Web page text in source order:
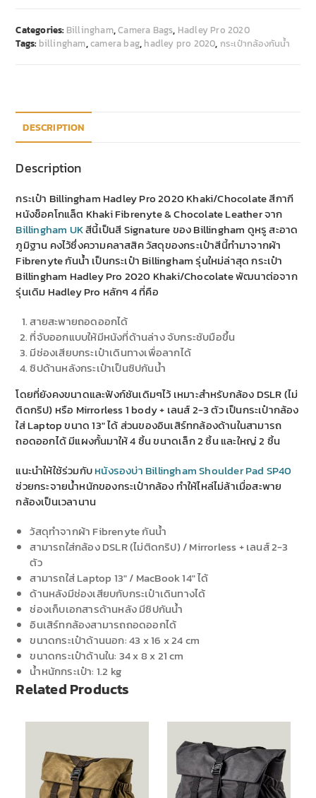
Categories: Billingham,Camera Bags, Hadley Pro 2020
Tags: billingham,camera bag, hadley pro 2020, กระเป๋ากล้องกันน้ำ
DESCRIPTION
Description
กระเป๋า Billingham Hadley Pro 2020 Khaki/Chocolate สีกากี
หนังช็อคโกแล็ต Khaki Fibrenyte & Chocolate Leather จาก
Billingham UKสีนี้เป็นสี Signature ของ Billingham ดูหรู สะอาด
ภูมิฐาน คงไว้ซึ่งความคลาสสิค วัสดุของกระเป๋าสีนี้ทำมาจากผ้า
Fibrenyte กันน้ำ เป็นกระเป๋า Billingham รุ่นใหม่ล่าสุด กระเป๋า
Billingham Hadley Pro 2020 Khaki/Chocolate พัฒนาต่อจาก
รุ่นเดิม Hadley Pro หลักๆ 4 ที่คือ
สายสะพายถอดออกได้
ที่จับออกแบบให้มีหนังที่ด้านล่าง จับกระชับมือขึ้น
มีช่องเสียบกระเป๋าเดินทางเพื่อลากได้
ซิปด้านหลังกระเป๋าเป็นซิปกันน้ำ
โดยที่ยังคงขนาดและฟังก์ชันเดิมๆไว้ เหมาะสำหรับกล้อง DSLR (ไม่
ติดกริป) หรือ Mirrorless 1 body + เลนส์ 2-3 ตัว เป็นกระเป๋ากล้อง
ใส่ Laptop ขนาด 13″ ได้ ส่วนของอินเสิร์ทกล้องด้านในสามารถ
ถอดออกได้ มีแผงกั้นมาให้ 4 ชิ้น ขนาดเล็ก 2 ชิ้น และใหญ่ 2 ชิ้น
แนะนำให้ใช้ร่วมกับหนังรองบ่า Billingham Shoulder Pad SP40
ช่วยกระจายน้ำหนักของกระเป๋ากล้อง ทำให้ไหล่ไม่ล้าเมื่อสะพาย
กล้องเป็นเวลานาน
วัสดุทำจากผ้า Fibrenyte กันน้ำ
สามารถใส่กล้อง DSLR (ไม่ติดกริป) / Mirrorless + เลนส์ 2-3
ตัว
สามารถใส่ Laptop 13″ / MacBook 14″ ได้
ด้านหลังมีช่องเสียบกับกระเป๋าเดินทางได้
ช่องเก็บเอกสารด้านหลัง มีซิปกันน้ำ
อินเสิร์ทกล้องสามารถถอดออกได้
ขนาดกระเป๋าด้านนอก: 43 x 16 x 24 cm
ขนาดกระเป๋าด้านใน: 34 x 8 x 21 cm
น้ำหนักกระเป๋า: 1.2 kg
Related Products